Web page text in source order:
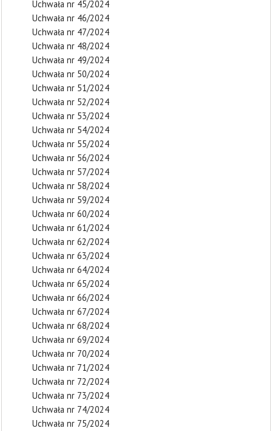
Uchwała nr 45/2024
Uchwała nr 46/2024
Uchwała nr 47/2024
Uchwała nr 48/2024
Uchwała nr 49/2024
Uchwała nr 50/2024
Uchwała nr 51/2024
Uchwała nr 52/2024
Uchwała nr 53/2024
Uchwała nr 54/2024
Uchwała nr 55/2024
Uchwała nr 56/2024
Uchwała nr 57/2024
Uchwała nr 58/2024
Uchwała nr 59/2024
Uchwała nr 60/2024
Uchwała nr 61/2024
Uchwała nr 62/2024
Uchwała nr 63/2024
Uchwała nr 64/2024
Uchwała nr 65/2024
Uchwała nr 66/2024
Uchwała nr 67/2024
Uchwała nr 68/2024
Uchwała nr 69/2024
Uchwała nr 70/2024
Uchwała nr 71/2024
Uchwała nr 72/2024
Uchwała nr 73/2024
Uchwała nr 74/2024
Uchwała nr 75/2024